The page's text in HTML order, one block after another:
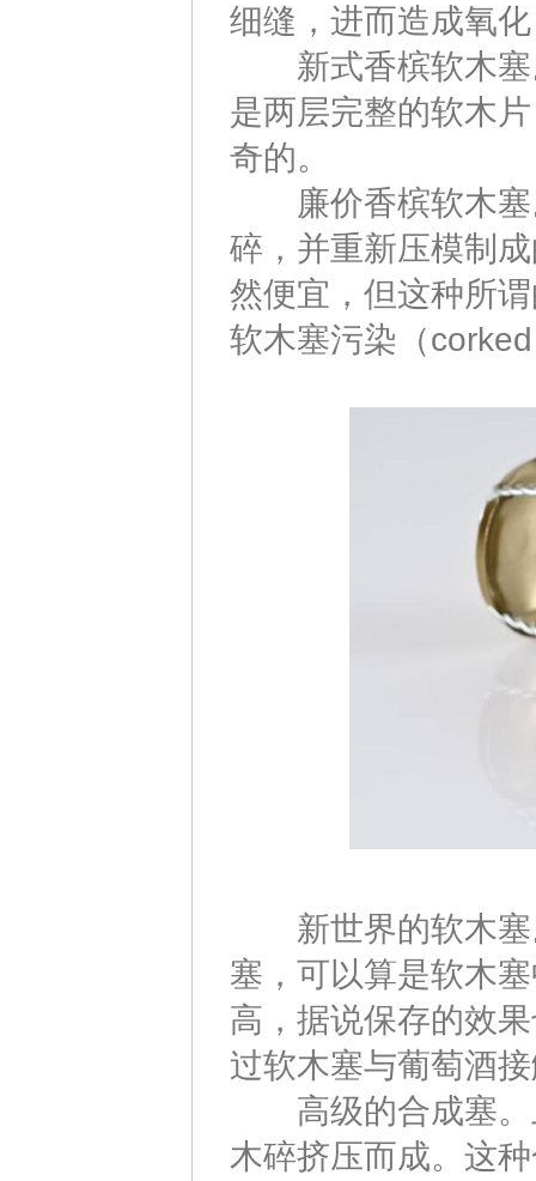
细缝，进而造成氧
新式香槟软木塞
是两层完整的软木
奇的。
廉价香槟软木塞
碎，并重新压模制
然便宜，但这种所
软木塞污染（
新世界的软木塞
塞，可以算是软木
高，据说保存的效
过软木塞与葡萄酒
高级的合成塞。
木碎挤压而成。这